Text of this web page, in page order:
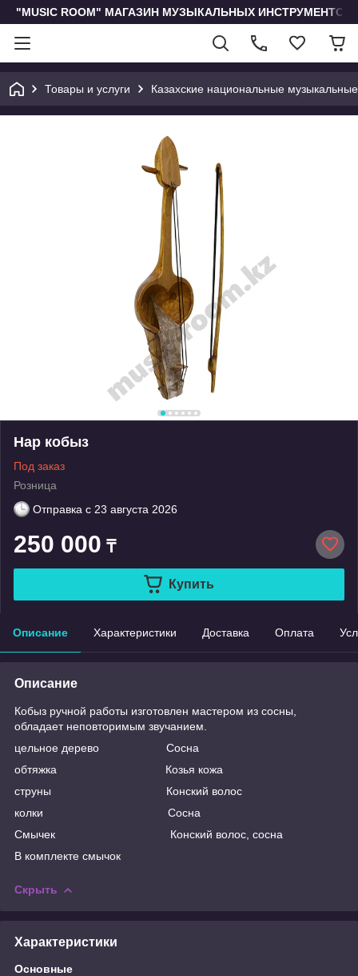
"MUSIC ROOM" МАГАЗИН МУЗЫКАЛЬНЫХ
Товары и услуги Казахские национальные
Нар кобыз
Под заказ
Розница
Отправка с 23 августа 2026
250 000 ₸
Купить
Описание Характеристики Доставка Оплата
Описание
Кобыз ручной работы изготовлен мастером из сосны,
обладает неповторимым звучанием.
цельное дерево Сосна
обтяжка Козья кожа
струны Конский волос
колки Сосна
Смычек Конский волос, сосна
В комплекте смычок
Скрыть
Характеристики
Основные